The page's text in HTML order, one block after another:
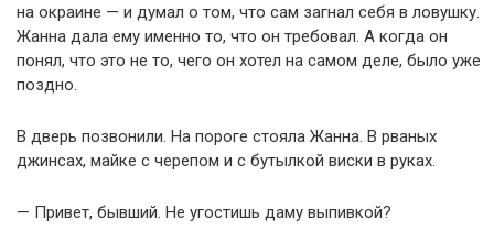
на окраине — и думал о том, что сам загнал себя в ловушку.
Жанна дала ему именно то, что он требовал. А когда он
понял, что это не то, чего он хотел на самом деле, было уже
поздно.
В дверь позвонили. На пороге стояла Жанна. В рваных
джинсах, майке с черепом и с бутылкой виски в руках.
— Привет, бывший. Не угостишь даму выпивкой?